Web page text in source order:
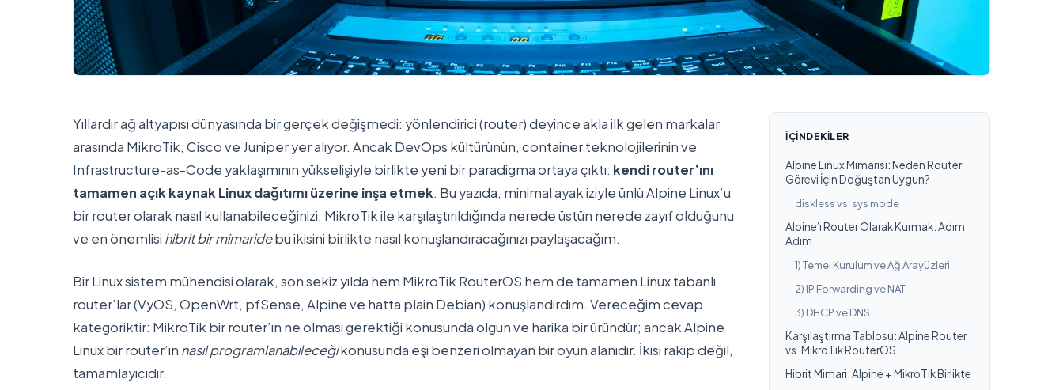
Yıllardır ağ altyapısı dünyasında bir gerçek değişmedi: yönlendirici (router) deyince akla ilk gelen markalar
arasında MikroTik, Cisco ve Juniper yer alıyor. Ancak DevOps kültürünün, container teknolojilerinin ve
Infrastructure-as-Code yaklaşımının yükselişiyle birlikte yeni bir paradigma ortaya çıktı: kendi router’ını
tamamen açık kaynak Linux dağıtımı üzerine inşa etmek. Bu yazıda, minimal ayak iziyle ünlü Alpine Linux’u
bir router olarak nasıl kullanabileceğinizi, MikroTik ile karşılaştırıldığında nerede üstün nerede zayıf olduğunu
ve en önemlisi hibrit bir mimaridebu ikisini birlikte nasıl konuşlandıracağınızı paylaşacağım.
Bir Linux sistem mühendisi olarak, son sekiz yılda hem MikroTik RouterOS hem de tamamen Linux tabanlı
router’lar (VyOS, OpenWrt, pfSense, Alpine ve hatta plain Debian) konuşlandırdım. Vereceğim cevap
kategoriktir: MikroTik bir router’ın ne olması gerektiği konusunda olgun ve harika bir üründür; ancak Alpine
Linux bir router’ın nasıl programlanabileceğikonusunda eşi benzeri olmayan bir oyun alanıdır. İkisi rakip değil,
tamamlayıcıdır.
İÇINDEKILER
Alpine Linux Mimarisi: Neden Router
Görevi İçin Doğuştan Uygun?
diskless vs. sys mode
Alpine’ı Router Olarak Kurmak: Adım
Adım
1) Temel Kurulum ve Ağ Arayüzleri
2) IP Forwarding ve NAT
3) DHCP ve DNS
Karşılaştırma Tablosu: Alpine Router
vs. MikroTik RouterOS
Hibrit Mimari: Alpine + MikroTik Birlikte